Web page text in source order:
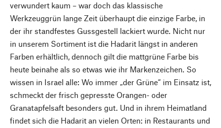
verwundert kaum – war doch das klassische
Werkzeuggrün lange Zeit überhaupt die einzige Farbe, in
der ihr standfestes Gussgestell lackiert wurde. Nicht nur
in unserem Sortiment ist die Hadarit längst in anderen
Farben erhältlich, dennoch gilt die mattgrüne Farbe bis
heute beinahe als so etwas wie ihr Markenzeichen. So
wissen in Israel alle: Wo immer „der Grüne“ im Einsatz ist,
schmeckt der frisch gepresste Orangen- oder
Granatapfelsaft besonders gut. Und in ihrem Heimatland
findet sich die Hadarit an vielen Orten: in Restaurants und